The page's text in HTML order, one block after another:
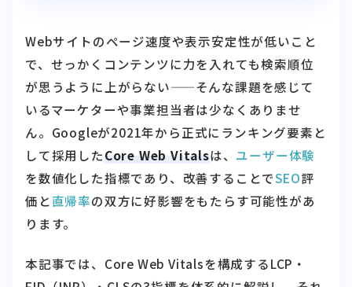
が思うように上がらない——そんな課題を感じて
いるマーケターや事業担当者は少なくありませ
ん。Googleが2021年から正式にランキング要素と
して採用した
Core Web Vitalsは、 ユーザー体験
を数値化した指標であり、改善することでSEO評
価と 直帰率 の双方に好影響をもたらす可能性があ
ります。
本記事では、Core Web Vitalsを構成するLCP・
ぞれの 具体的な改善手順 と実装チェックポイント